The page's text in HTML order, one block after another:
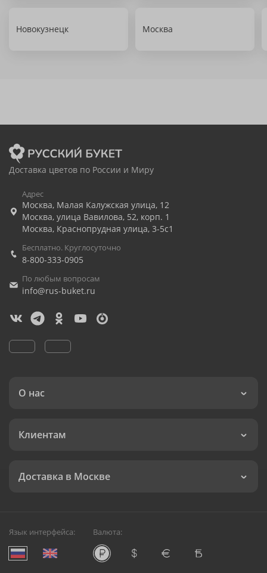
Новокузнецк Москва
Доставка цветов по России и Миру
Адрес
Москва, Малая Калужская улица, 12
Москва, улица Вавилова, 52, корп. 1
Москва, Краснопрудная улица, 3-5с1
Бесплатно. Круглосуточно
8-800-333-0905
По любым вопросам
info@rus-buket.ru
О нас
Клиентам
Доставка в Москве
Язык интерфейса: Валюта: